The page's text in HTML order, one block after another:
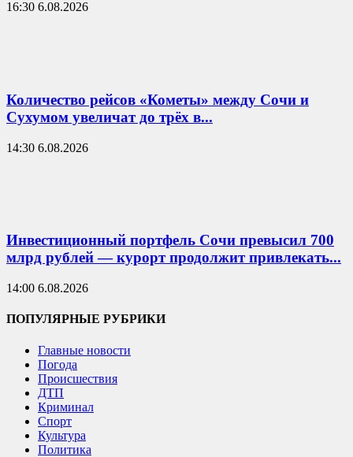
16:30 6.08.2026
Количество рейсов «Кометы» между Сочи и
Сухумом увеличат до трёх в...
14:30 6.08.2026
Инвестиционный портфель Сочи превысил 700
млрд рублей — курорт продолжит привлекать...
14:00 6.08.2026
ПОПУЛЯРНЫЕ РУБРИКИ
Главные новости
Погода
Происшествия
ДТП
Криминал
Спорт
Культура
Политика